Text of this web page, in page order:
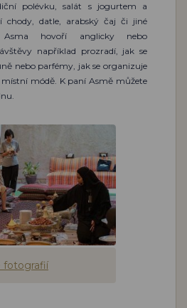
polévku, salát s jogurtem a
chody, datle, arabský čaj či jiné
Asma hovoří anglicky nebo
například prozradí, jak se
nebo parfémy, jak se organizuje
módě. K paní Asmě můžete
fotografií